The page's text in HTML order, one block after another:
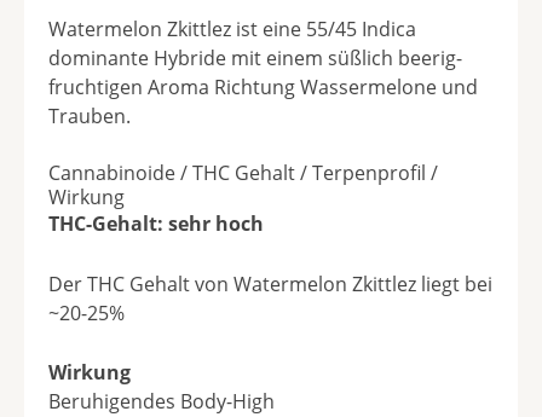
Watermelon Zkittlez ist eine 55/45 Indica
dominante Hybride mit einem süßlich beerig-
fruchtigen Aroma Richtung Wassermelone und
Trauben.
Cannabinoide / THC Gehalt / Terpenprofil /
Wirkung
THC-Gehalt: sehr hoch
Der THC Gehalt von Watermelon Zkittlez liegt bei
~20-25%
Wirkung
Beruhigendes Body-High